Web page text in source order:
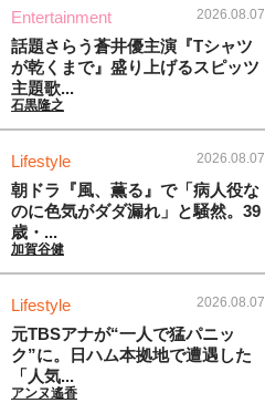
Entertainment 2026.08.07
話題さらう蒼井優主演『Tシャツ
が乾くまで』盛り上げるスピッツ
主題歌...
石黒隆之
Lifestyle 2026.08.07
朝ドラ『風、薫る』で「病人役な
のに色気がダダ漏れ」と騒然。39
歳・...
加賀谷健
Lifestyle 2026.08.07
元TBSアナが“一人で猛パニッ
ク”に。日ハム本拠地で遭遇した
「人気...
アンヌ遙香